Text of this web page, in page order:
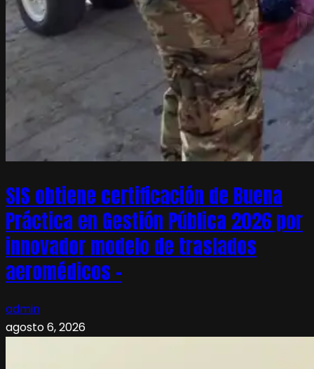
SIS obtiene certificación de Buena
Práctica en Gestión Pública 2026 por
innovador modelo de traslados
aeromédicos –
admin
agosto 6, 2026